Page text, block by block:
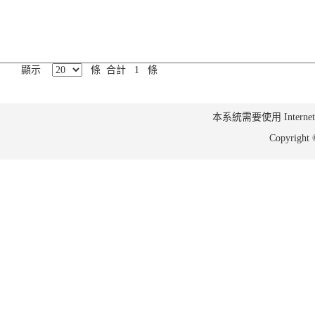
顯示 條 合計 1 條
本系統需要使用
Copyright